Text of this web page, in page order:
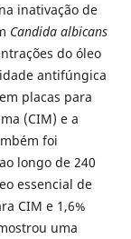
inativação de
Candida albicans
do óleo
antifúngica
placas para
(CIM) e a
foi
longo de 240
essencial de
CIM e 1,6%
uma